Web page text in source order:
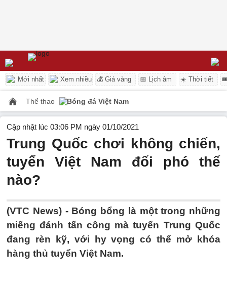
Mới nhất Xem nhiều 💰 Giá vàng 📅 Lịch âm ☀️ Thời tiết
Thể thao Bóng đá Việt Nam
Cập nhật lúc 03:06 PM ngày 01/10/2021
Trung Quốc chơi không chiến,
tuyển Việt Nam đối phó thế
nào?
(VTC News) - Bóng bổng là một trong những
miếng đánh tấn công mà tuyển Trung Quốc
đang rèn kỹ, với hy vọng có thể mở khóa
hàng thủ tuyển Việt Nam.